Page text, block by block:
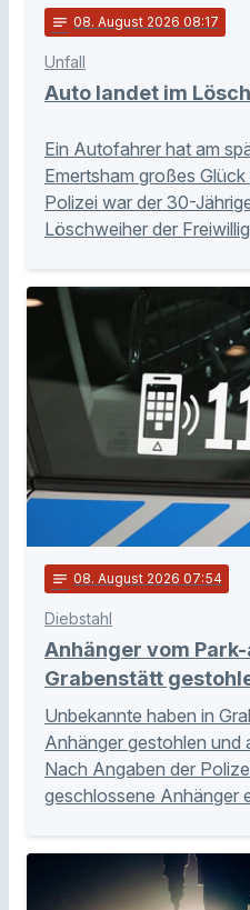
notes 08. August 2026 08:17
Unfall
Auto landet im
Ein Autofahrer hat am
Emertsham großes
Polizei war der 30-
Löschweiher der
notes 08. August 2026 07:54
Diebstahl
Anhänger vom
Grabenstätt
Unbekannte haben in
Anhänger gestohlen und
Nach Angaben der
geschlossene Anhänger